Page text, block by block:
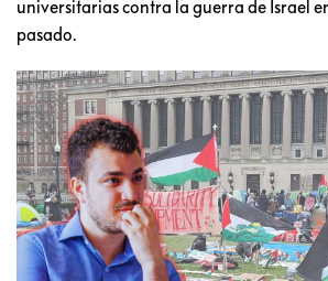
universitarias contra la guerra de Israel
pasado.